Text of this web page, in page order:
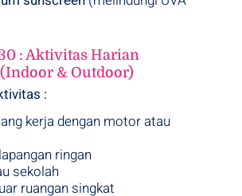
: Aktivitas Harian
& Outdoor)
:
kerja dengan motor atau
ringan
sekolah
ruangan singkat